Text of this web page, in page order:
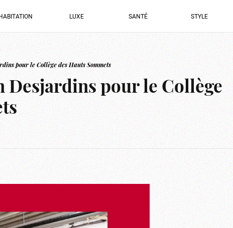
LUXE SANTÉ STYLE
pour le Collège des Hauts Sommets
Desjardins pour le Collège